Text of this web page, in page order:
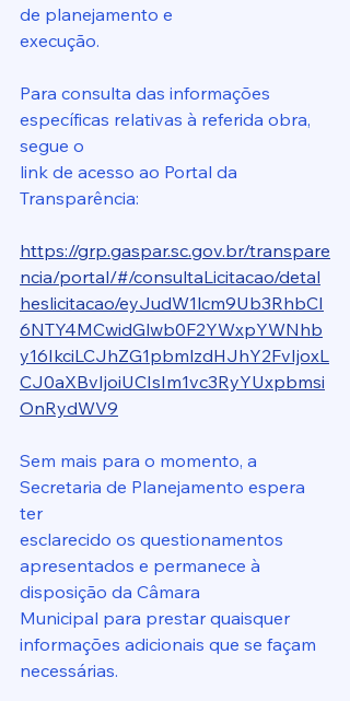
de planejamento e
execução.
Para consulta das informações
específicas relativas à referida obra,
segue o
link de acesso ao Portal da
Transparência:
https://grp.gaspar.sc.gov.br/transpare
ncia/portal/#/consultaLicitacao/detal
heslicitacao/eyJudW1lcm9Ub3RhbCI
6NTY4MCwidGlwb0F2YWxpYWNhb
y16IkciLCJhZG1pbmlzdHJhY2FvIjoxL
CJ0aXBvIjoiUCIsIm1vc3RyYUxpbmsi
OnRydWV9
Sem mais para o momento, a
Secretaria de Planejamento espera
ter
esclarecido os questionamentos
apresentados e permanece à
disposição da Câmara
Municipal para prestar quaisquer
informações adicionais que se façam
necessárias.